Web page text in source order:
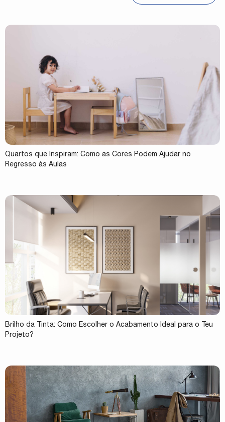
Quartos que Inspiram: Como as Cores Podem Ajudar no
Regresso às Aulas
Brilho da Tinta: Como Escolher o Acabamento Ideal para o Teu
Projeto?